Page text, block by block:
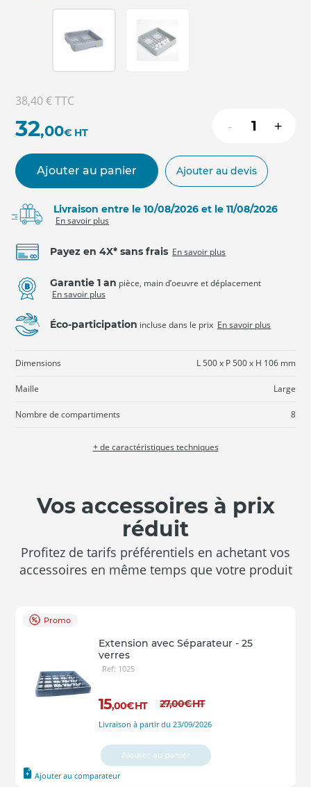
38,40 €TTC
32,00€ HT - +
Ajouter au panier Ajouter au devis
Livraison entre le 10/08/2026 et le 11/08/2026
En savoir plus
Payez en 4X* sans frais En savoir plus
Garantie 1 an pièce, main d’oeuvre et déplacement
En savoir plus
Éco-participation incluse dans le prix En savoir plus
Dimensions L 500 x P 500 x H 106 mm
Maille Large
Nombre de compartiments 8
+ de caractéristiques techniques
Vos accessoires à prix
réduit
Profitez de tarifs préférentiels en achetant vos
accessoires en même temps que votre produit
Promo
Extension avec Séparateur - 25
verres
Ref: 1025
15,00€HT 27,00€HT
Livraison à partir du 23/09/2026
Ajouter au comparateur
Ajouter au panier